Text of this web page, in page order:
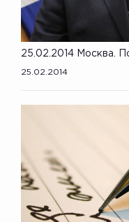
25.02.2014 Москва.
25.02.2014